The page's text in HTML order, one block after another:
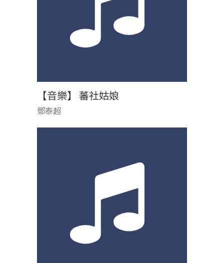
【音樂】 蕃社姑娘
鄧泰超